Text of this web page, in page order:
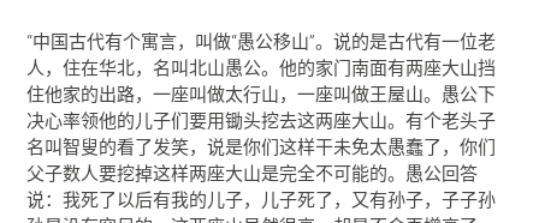
“中国古代有个寓言，叫做“愚公移山”。说的是古代有一位老
人，住在华北，名叫北山愚公。他的家门南面有两座大山挡
住他家的出路，一座叫做太行山，一座叫做王屋山。愚公下
决心率领他的儿子们要用锄头挖去这两座大山。有个老头子
名叫智叟的看了发笑，说是你们这样干未免太愚蠢了，你们
父子数人要挖掉这样两座大山是完全不可能的。愚公回答
说：我死了以后有我的儿子，儿子死了，又有孙子，子子孙